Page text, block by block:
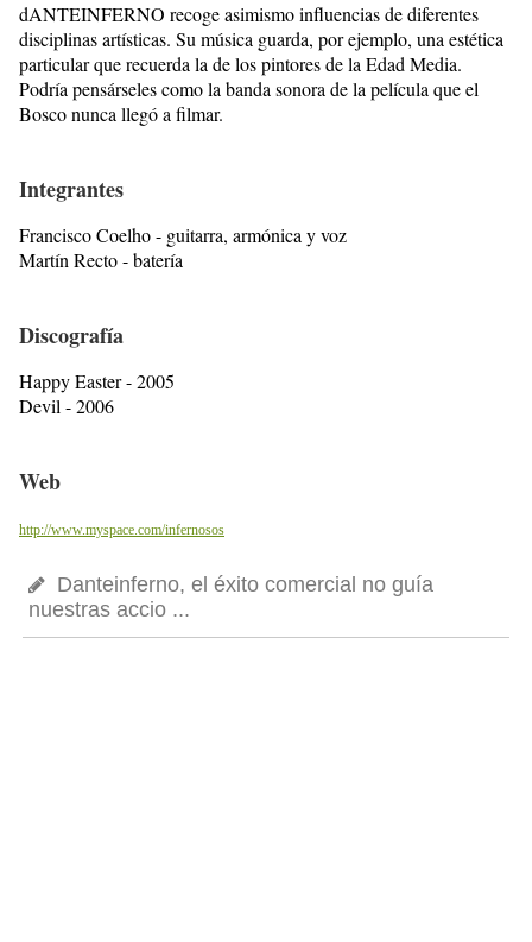
dANTEINFERNO recoge asimismo influencias de diferentes
disciplinas artísticas. Su música guarda, por ejemplo, una estética
particular que recuerda la de los pintores de la Edad Media.
Podría pensárseles como la banda sonora de la película que el
Bosco nunca llegó a filmar.
Integrantes
Francisco Coelho - guitarra, armónica y voz
Martín Recto - batería
Discografía
Happy Easter - 2005
Devil - 2006
Web
http://www.myspace.com/infernosos
Danteinferno, el éxito comercial no guía
nuestras accio ...